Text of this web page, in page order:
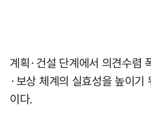
계획·건설 단계에서 의견수렴
·보상 체계의 실효성을 높이기
이다.